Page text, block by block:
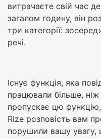
витрачаєте свій час
загалом годину, він
три категорії:
речі.
Існує функція, яка
працювали більше, ніж
пропускає цю
Rize розповість вам
порушили вашу